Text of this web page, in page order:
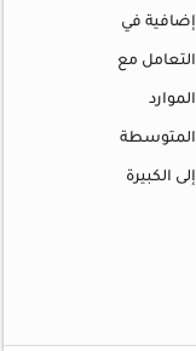
إضافية في
التعامل مع
الموارد
المتوسطة
إلى الكبيرة